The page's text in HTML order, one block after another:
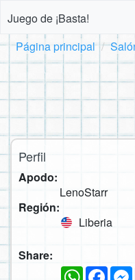
Juego de ¡Basta!
Página principal
Perfil
Apodo:
LenoStarr
Región:
Liberia
Share:
WhatsApp